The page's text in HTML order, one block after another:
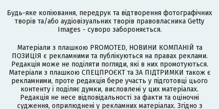
Будь-яке копіювання, передрук та відтворення фотографічних
творів та/або аудіовізуальних творів правовласника Getty
Images - суворо забороняється.
Матеріали з плашкою PROMOTED, НОВИНИ КОМПАНІЙ та
ПОЗИЦІЯ є рекламними та публікуються на правах реклами.
Редакція може не поділяти погляди, які в них промотуються.
Матеріали з плашкою СПЕЦПРОЄКТ та ЗА ПІДТРИМКИ також є
рекламними, проте редакція бере участь у підготовці цього
контенту і поділяє думки, висловлені у цих матеріалах.
Редакція не несе відповідальності за факти та оціночні
судження, оприлюднені у рекламних матеріалах. Згідно з